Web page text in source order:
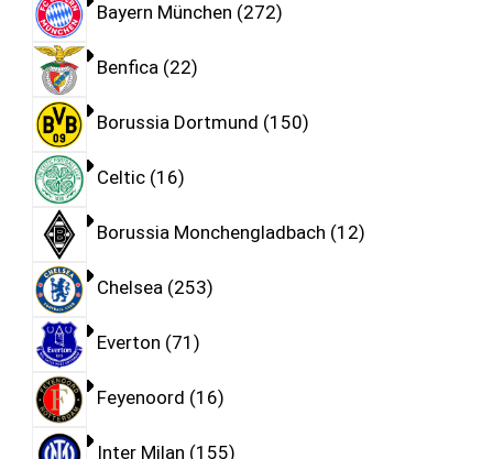
Bayern München 272
Benfica 22
Borussia Dortmund 150
Celtic 16
Borussia Monchengladbach 12
Chelsea 253
Everton 71
Feyenoord 16
Inter Milan 155